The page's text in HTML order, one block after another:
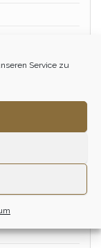
Service zu